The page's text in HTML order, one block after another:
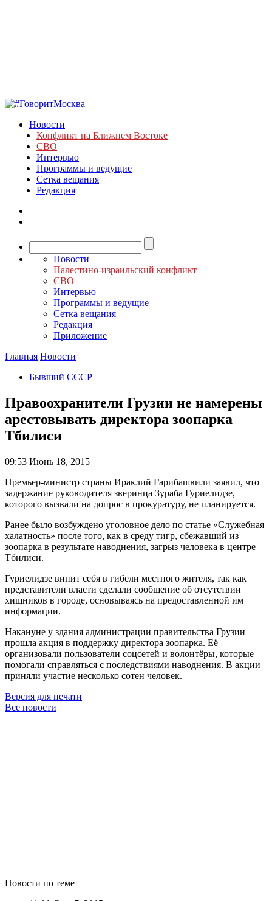
Новости
Конфликт на Ближнем Востоке
СВО
Интервью
Программы и ведущие
Сетка вещания
Редакция
Новости
Палестино-израильский конфликт
СВО
Интервью
Программы и ведущие
Сетка вещания
Редакция
Приложение
Главная Новости
Бывший СССР
Правоохранители Грузии не намерены
арестовывать директора зоопарка
Тбилиси
09:53 Июнь 18, 2015
Премьер-министр страны Ираклий Гарибашвили заявил, что
задержание руководителя зверинца Зураба Гуриелидзе,
которого вызвали на допрос в прокуратуру, не планируется.
Ранее было возбуждено уголовное дело по статье «Служебная
халатность» после того, как в среду тигр, сбежавший из
зоопарка в результате наводнения, загрыз человека в центре
Тбилиси.
Гуриелидзе винит себя в гибели местного жителя, так как
представители власти сделали сообщение об отсутствии
хищников в городе, основываясь на предоставленной им
информации.
Накануне у здания администрации правительства Грузии
прошла акция в поддержку директора зоопарка. Её
организовали пользователи соцсетей и волонтёры, которые
помогали справляться с последствиями наводнения. В акции
приняли участие несколько сотен человек.
Версия для печати
Все новости
Новости по теме